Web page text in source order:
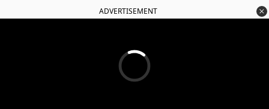
ADVERTISEMENT